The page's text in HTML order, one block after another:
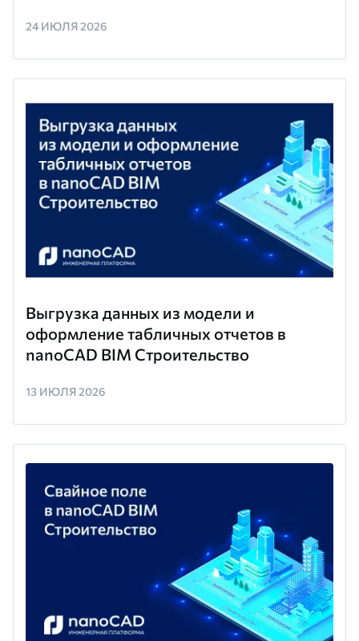
24 ИЮЛЯ 2026
Выгрузка данных из модели и
оформление табличных отчетов в
nanoCAD BIM Строительство
13 ИЮЛЯ 2026